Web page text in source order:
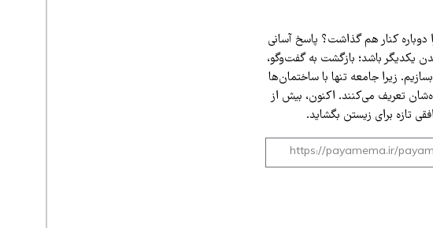
کنار هم گذاشت؟ پاسخ آسانی
یکدیگر باشد؛ بازگشت به گفت‌وگو،
زیرا جامعه تنها با ساختمان‌ها
تعریف می‌کنند. اکنون، بیش از
تازه برای زیستن بگشاید.